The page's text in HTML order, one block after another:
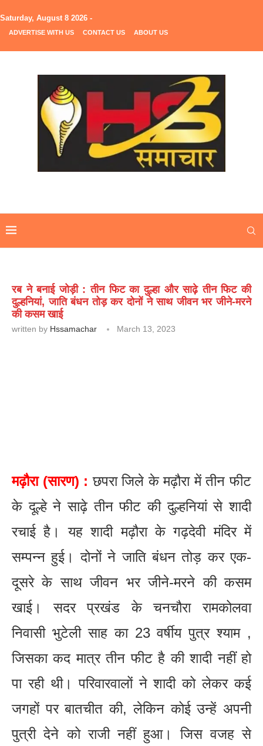
Saturday, August 8 2026 -
ADVERTISE WITH US CONTACT US ABOUT US
रब ने बनाई जोड़ी : तीन फिट का दुल्हा और साढ़े तीन फिट की
दुल्हनियां, जाति बंधन तोड़ कर दोनों ने साथ जीवन भर जीने-मरने
की कसम खाई
written by Hssamachar March 13, 2023
मढ़ौरा (सारण) : छपरा जिले के मढ़ौरा में तीन फीट
के दूल्हे ने साढ़े तीन फीट की दुल्हनियां से शादी
रचाई है। यह शादी मढ़ौरा के गढ़देवी मंदिर में
सम्पन्न हुई। दोनों ने जाति बंधन तोड़ कर एक-
दूसरे के साथ जीवन भर जीने-मरने की कसम
खाई। सदर प्रखंड के चनचौरा रामकोलवा
निवासी भुटेली साह का 23 वर्षीय पुत्र श्याम ,
जिसका कद मात्र तीन फीट है की शादी नहीं हो
पा रही थी। परिवारवालों ने शादी को लेकर कई
जगहों पर बातचीत की, लेकिन कोई उन्हें अपनी
पुत्री देने को राजी नहीं हुआ। जिस वजह से